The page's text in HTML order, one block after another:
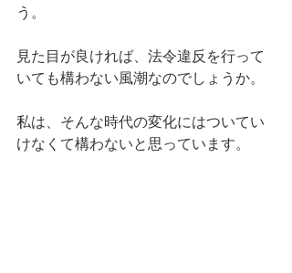
う。
見た目が良ければ、法令違反を行って
いても構わない風潮なのでしょうか。
私は、そんな時代の変化にはついてい
けなくて構わないと思っています。